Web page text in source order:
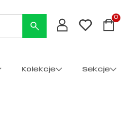
0
Kolekcje Sekcje